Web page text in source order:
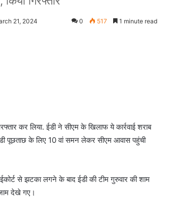
21, 2024 0 517 1 minute read
कर लिया. ईडी ने सीएम के खिलाफ ये कार्रवाई शराब
पूछताछ के लिए 10 वां समन लेकर सीएम आवास पहुंची
से झटका लगने के बाद ईडी की टीम गुरुवार की शाम
देखे गए।